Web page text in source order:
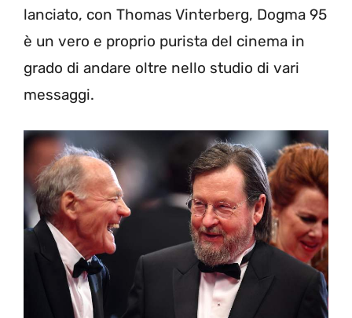
lanciato, con Thomas Vinterberg, Dogma 95
è un vero e proprio purista del cinema in
grado di andare oltre nello studio di vari
messaggi.